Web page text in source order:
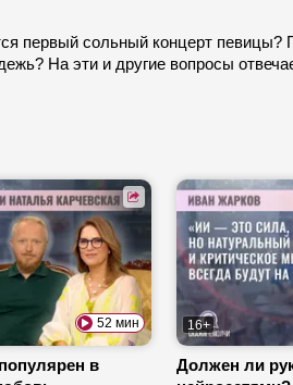
первый сольный концерт
На эти и другие вопросы
52 мин
в
16+
Должен ли